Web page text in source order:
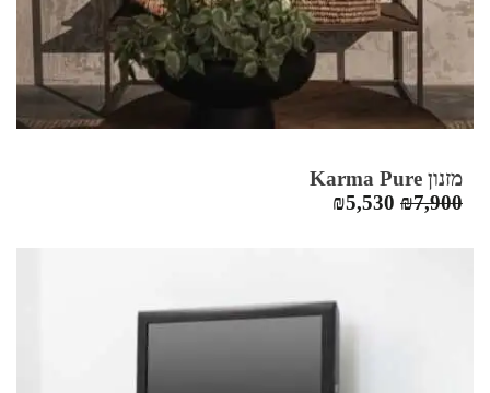
מזנון Karma Pure
₪7,900
המחיר₪5,530